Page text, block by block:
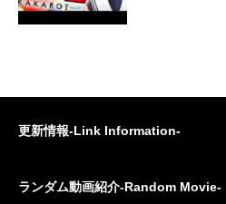
更新情報-Link Information-
ランダム動画紹介-Random Movie-